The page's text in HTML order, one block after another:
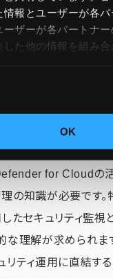
情報とユーザーが各
ーザーが各パートナ
した他の情報を組み合
OK
レーションの管理
など、日々のセキュリ
用したセキュリティ
for Cloudの
の知識が必要です。
たセキュリティ監視
な理解が求められま
リティ運用に直結す